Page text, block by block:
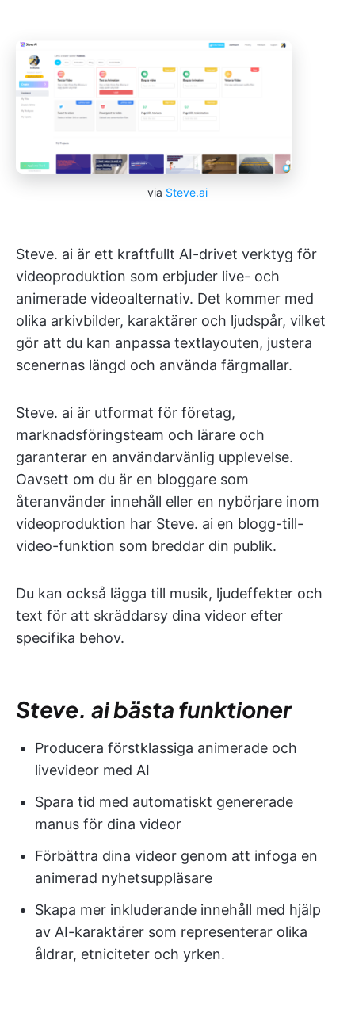
via Steve.ai
Steve. ai är ett kraftfullt AI-drivet verktyg för
videoproduktion som erbjuder live- och
animerade videoalternativ. Det kommer med
olika arkivbilder, karaktärer och ljudspår, vilket
gör att du kan anpassa textlayouten, justera
scenernas längd och använda färgmallar.
Steve. ai är utformat för företag,
marknadsföringsteam och lärare och
garanterar en användarvänlig upplevelse.
Oavsett om du är en bloggare som
återanvänder innehåll eller en nybörjare inom
videoproduktion har Steve. ai en blogg-till-
video-funktion som breddar din publik.
Du kan också lägga till musik, ljudeffekter och
text för att skräddarsy dina videor efter
specifika behov.
Steve. ai bästa funktioner
Producera förstklassiga animerade och
livevideor med AI
Spara tid med automatiskt genererade
manus för dina videor
Förbättra dina videor genom att infoga en
animerad nyhetsuppläsare
Skapa mer inkluderande innehåll med hjälp
av AI-karaktärer som representerar olika
åldrar, etniciteter och yrken.